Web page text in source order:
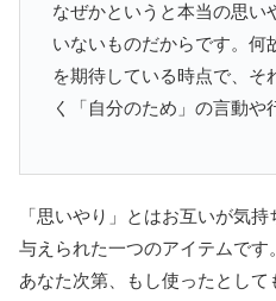
なぜかというと本当の思い
いないものだからです。何
を期待している時点で、そ
く「自分のため」の言動や
「思いやり」とはお互いが気
与えられた一つのアイテムで
あなた次第、もし使ったとし